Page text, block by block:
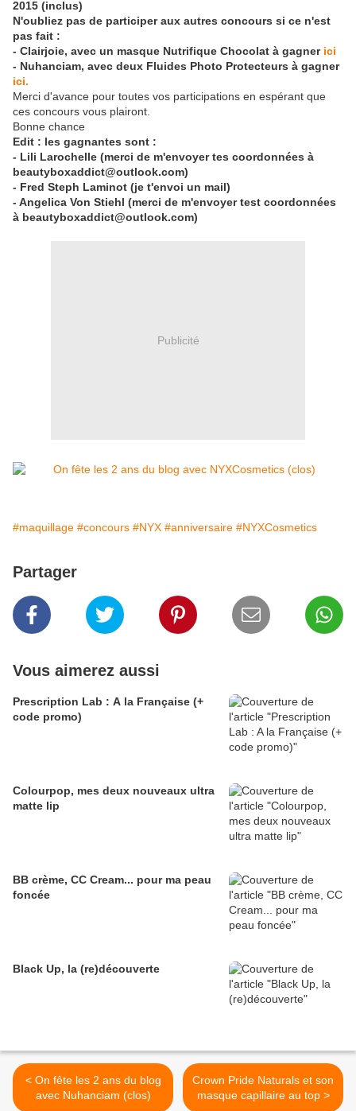
2015 (inclus)
N'oubliez pas de participer aux autres concours si ce n'est
pas fait :
- Clairjoie, avec un masque Nutrifique Chocolat à gagner ici
- Nuhanciam, avec deux Fluides Photo Protecteurs à gagner
ici.
Merci d'avance pour toutes vos participations en espérant que
ces concours vous plairont.
Bonne chance
Edit : les gagnantes sont :
- Lili Larochelle (merci de m'envoyer tes coordonnées à
beautyboxaddict@outlook.com)
- Fred Steph Laminot (je t'envoi un mail)
- Angelica Von Stiehl (merci de m'envoyer test coordonnées
à beautyboxaddict@outlook.com)
Publicité
#maquillage #concours #NYX #anniversaire #NYXCosmetics
Partager
Vous aimerez aussi
Prescription Lab : A la Française (+
code promo)
Colourpop, mes deux nouveaux ultra
matte lip
BB crème, CC Cream... pour ma peau
foncée
Black Up, la (re)découverte
< On fête les 2 ans du blog
avec Nuhanciam (clos)
Crown Pride Naturals et son
masque capillaire au top >